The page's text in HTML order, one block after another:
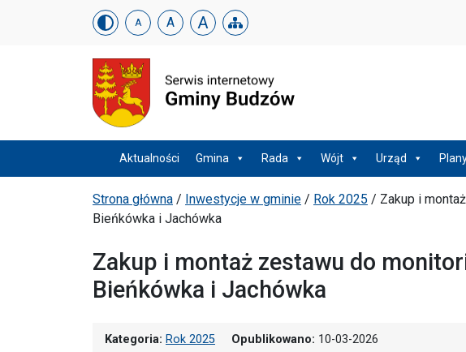
Urząd Gminy w Budzowie
Skip menu A A A
Menu główneAktualności Gmina Rada Wójt Urząd
Ścieżka powrotu
Strona główna / Inwestycje w gminie / Rok 2025 / Zakup i
Bieńkówka i Jachówka
Zakup i montaż zestawu do
Bieńkówka i Jachówka
Kategoria: Rok 2025 Opublikowano: 10-03-2026